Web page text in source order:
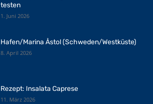
testen
1. Juni 2026
Hafen/Marina Åstol (Schweden/Westküste)
8. April 2026
Rezept: Insalata Caprese
11. März 2026